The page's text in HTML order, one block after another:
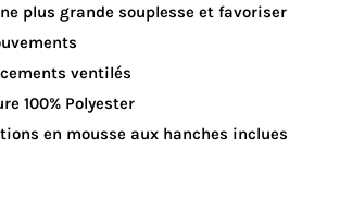
plus grande souplesse et favoriser
ventilés
100% Polyester
en mousse aux hanches inclues